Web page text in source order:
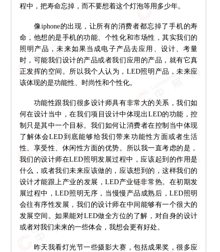
程中，把寿命忘掉，而不要想着这个灯泡等用多少年。
像iphone的出现，让所有的消费者都忘掉了手机的寿
命，他想的是手机的功能、个性化和市场性，其实我们的
照明产品，未来如果当成电子产品去应用、设计、考量
时，可能我们设计的产品或者我们应用的产品，就有它真
正发挥的空间。所以我个人认为，LED照明产品，未来应
该体现的是功能性、时尚性和个性化。
功能性跟我们很多设计师具有非常大的关系，我们如
何在设计当中，在我们项目设计中体现出LED的功能，控
制只是其中一个目标。我们如何让消费者在控制当中体现
了解体会LED到底能够给我们带来功能性方面或者生活
性、享受性、休闲性方面的优势。所以我一直考虑的是，
我们的设计师在LED照明发展过程中，应该起到的作用是
什么，或者我们未来应该做的，应该想到的，这样我们的
设计才能跟上产业的发展，LED产业链非常热。在初期发
展过程中，LED照明无序，当慢慢产品成熟后，LED照明
会往有序性发展，我们的设计师在中间能够有一个很大的
发展空间。如果能对LED做全方位的了解，对自身的设计
或者对我们未来的一些体会，我想会更有好处。
昨天我看灯光节一些摄影大赛，包括成果奖，很多应